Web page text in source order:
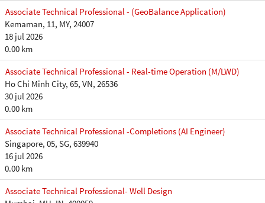
Associate Technical Professional - (GeoBalance Application)
Kemaman, 11, MY, 24007
18 jul 2026
0.00 km
Associate Technical Professional - Real-time Operation (M/LWD)
Ho Chi Minh City, 65, VN, 26536
30 jul 2026
0.00 km
Associate Technical Professional -Completions (AI Engineer)
Singapore, 05, SG, 639940
16 jul 2026
0.00 km
Associate Technical Professional- Well Design